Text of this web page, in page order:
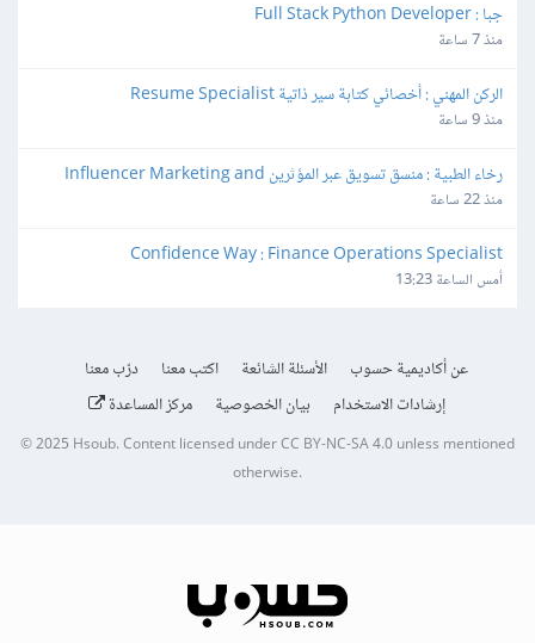
جبا : Full Stack Python Developer
منذ 7 ساعة
الركن المهني : أخصائي كتابة سير ذاتية Resume Specialist
منذ 9 ساعة
Production Coordinator
منذ 22 ساعة
Confidence Way : Finance Operations Specialist
أمس الساعة 13:23
عن أكاديمية حسوب الأسئلة الشائعة اكتب معنا
درّب معنا
إرشادات الاستخدام
بيان الخصوصية مركز المساعدة
© 2025 Hsoub.Content licensed underCC BY-NC-SA 4.0unless mentioned
otherwise.